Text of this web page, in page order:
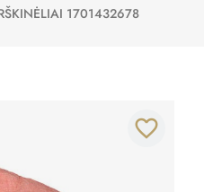
1701432678
favorite_border